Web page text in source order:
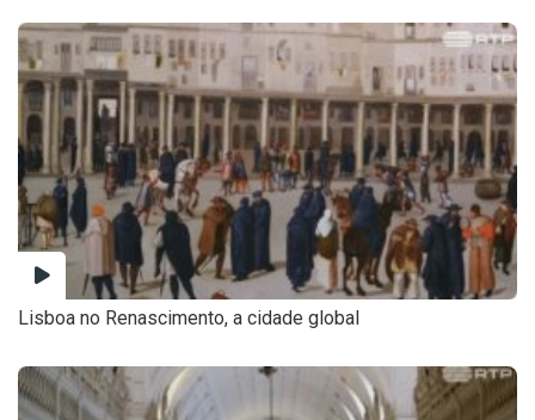
Lisboa no Renascimento, a cidade global